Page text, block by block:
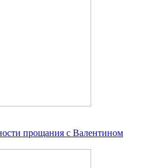
прощания с Валентином